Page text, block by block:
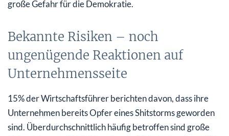
große Gefahr für die Demokratie.
Bekannte Risiken – noch
ungenügende Reaktionen auf
Unternehmensseite
15% der Wirtschaftsführer berichten davon, dass ihre
Unternehmen bereits Opfer eines Shitstorms geworden
sind. Überdurchschnittlich häufig betroffen sind große